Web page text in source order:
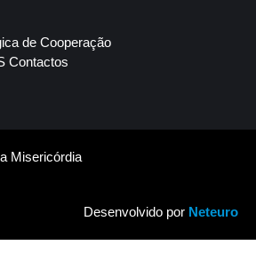
de Cooperação
Contactos
Misericórdia
Desenvolvido por Neteuro